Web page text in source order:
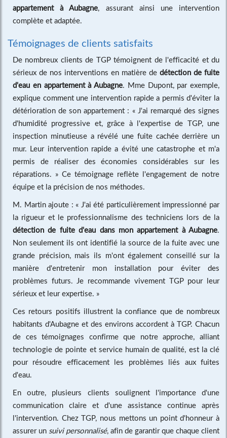
appartement à Aubagne, assurant ainsi une intervention
complète et adaptée.
Témoignages de clients satisfaits
De nombreux clients de TGP témoignent de l'efficacité et du
sérieux de nos interventions en matière de détection de fuite
d'eau en appartement à Aubagne. Mme Dupont, par exemple,
explique comment une intervention rapide a permis d'éviter la
détérioration de son appartement : « J'ai remarqué des signes
d'humidité progressive et, grâce à l'expertise de TGP, une
inspection minutieuse a révélé une fuite cachée derrière un
mur. Leur intervention rapide a évité une catastrophe et m'a
permis de réaliser des économies considérables sur les
réparations. » Ce témoignage reflète l'engagement de notre
équipe et la précision de nos méthodes.
M. Martin ajoute : « J'ai été particulièrement impressionné par
la rigueur et le professionnalisme des techniciens lors de la
détection de fuite d'eau dans mon appartement à Aubagne.
Non seulement ils ont identifié la source de la fuite avec une
grande précision, mais ils m'ont également conseillé sur la
manière d'entretenir mon installation pour éviter des
problèmes futurs. Je recommande vivement TGP pour leur
sérieux et leur expertise. »
Ces retours positifs illustrent la confiance que de nombreux
habitants d'Aubagne et des environs accordent à TGP. Chacun
de ces témoignages confirme que notre approche, alliant
technologie de pointe et service humain de qualité, est la clé
pour résoudre efficacement les problèmes liés aux fuites
d'eau.
En outre, plusieurs clients soulignent l'importance d'une
communication claire et d'une assistance continue après
l'intervention. Chez TGP, nous mettons un point d'honneur à
assurer un suivi personnalisé, afin de garantir que chaque client